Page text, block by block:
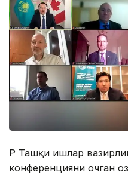
ҚР Ташқи ишлар
конференцияни очган